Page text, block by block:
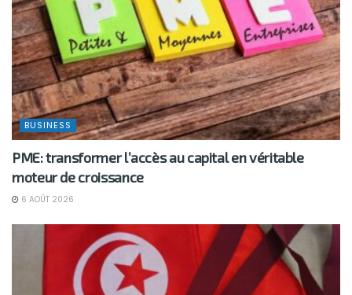
BUSINESS
PME: transformer l’accès au capital en véritable
moteur de croissance
6 AOÛT 2026